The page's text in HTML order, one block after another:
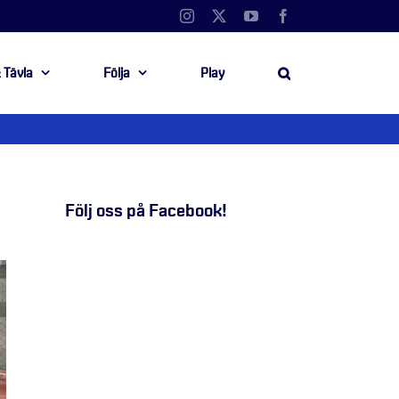
Instagram YouTube
Tävla Följa Play
Följ oss på Facebook!